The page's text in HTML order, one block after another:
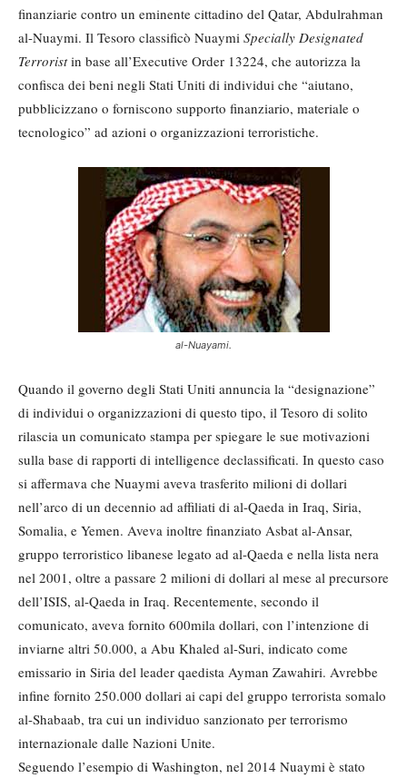
finanziarie contro un eminente cittadino del Qatar, Abdulrahman
al-Nuaymi. Il Tesoro classificò Nuaymi Specially Designated
Terroristin base all’Executive Order 13224, che autorizza la
confisca dei beni negli Stati Uniti di individui che “aiutano,
pubblicizzano o forniscono supporto finanziario, materiale o
tecnologico” ad azioni o organizzazioni terroristiche.
al-Nuayami.
Quando il governo degli Stati Uniti annuncia la “designazione”
di individui o organizzazioni di questo tipo, il Tesoro di solito
rilascia un comunicato stampa per spiegare le sue motivazioni
sulla base di rapporti di intelligence declassificati. In questo caso
si affermava che Nuaymi aveva trasferito milioni di dollari
nell’arco di un decennio ad affiliati di al-Qaeda in Iraq, Siria,
Somalia, e Yemen. Aveva inoltre finanziato Asbat al-Ansar,
gruppo terroristico libanese legato ad al-Qaeda e nella lista nera
nel 2001, oltre a passare 2 milioni di dollari al mese al precursore
dell’ISIS, al-Qaeda in Iraq. Recentemente, secondo il
comunicato, aveva fornito 600mila dollari, con l’intenzione di
inviarne altri 50.000, a Abu Khaled al-Suri, indicato come
emissario in Siria del leader qaedista Ayman Zawahiri. Avrebbe
infine fornito 250.000 dollari ai capi del gruppo terrorista somalo
al-Shabaab, tra cui un individuo sanzionato per terrorismo
internazionale dalle Nazioni Unite.
Seguendo l’esempio di Washington, nel 2014 Nuaymi è stato